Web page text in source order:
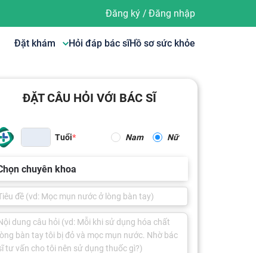
Đăng ký/ Đăng nhập
Đặt khám Hỏi đáp bác sĩHồ sơ sức khỏe
ĐẶT CÂU HỎI VỚI BÁC SĨ
Tuổi Nam Nữ
chuyên khoa